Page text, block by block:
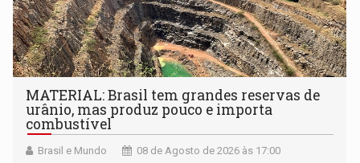
MATERIAL: Brasil tem grandes reservas de
urânio, mas produz pouco e importa
combustível
Brasil e Mundo 08 de Agosto de 2026 às 17:00